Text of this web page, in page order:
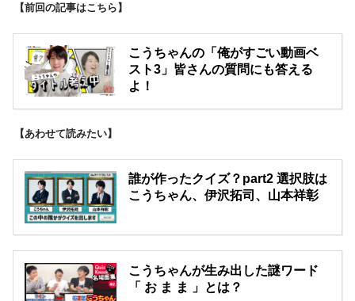
【前回の記事はこちら】
こうちゃんの「俺がすごい動画ベ
スト3」皆さんの質問にも答える
よ！
【あわせて読みたい】
誰が作ったクイズ？part2 選択肢は
こうちゃん、伊沢拓司、山本祥彰
こうちゃんが生み出した謎ワード
「 お ま ま 」とは？